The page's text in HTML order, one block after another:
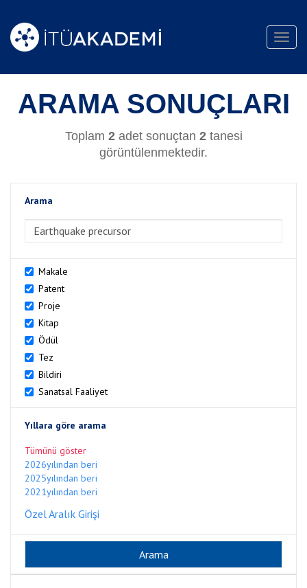
ARAMA SONUÇLARI
Toplam 2adet sonuçtan 2tanesi
görüntülenmektedir.
Arama
Makale
Patent
Proje
Kitap
Ödül
Tez
Bildiri
Sanatsal Faaliyet
Yıllara göre arama
Tümünü göster
2026yılından beri
2025yılından beri
2021yılından beri
Özel Aralık Girişi